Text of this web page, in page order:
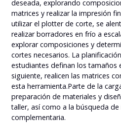
deseada, explorando
matrices y realizar la impresión
utilizar el plotter de corte, se
realizar borradores en frío a
explorar composiciones y
cortes necesarios. La
estudiantes definan los tamaños
siguiente, realicen las matrices
esta herramienta.Parte de la
preparación de materiales y
taller, así como a la búsqueda
complementaria.